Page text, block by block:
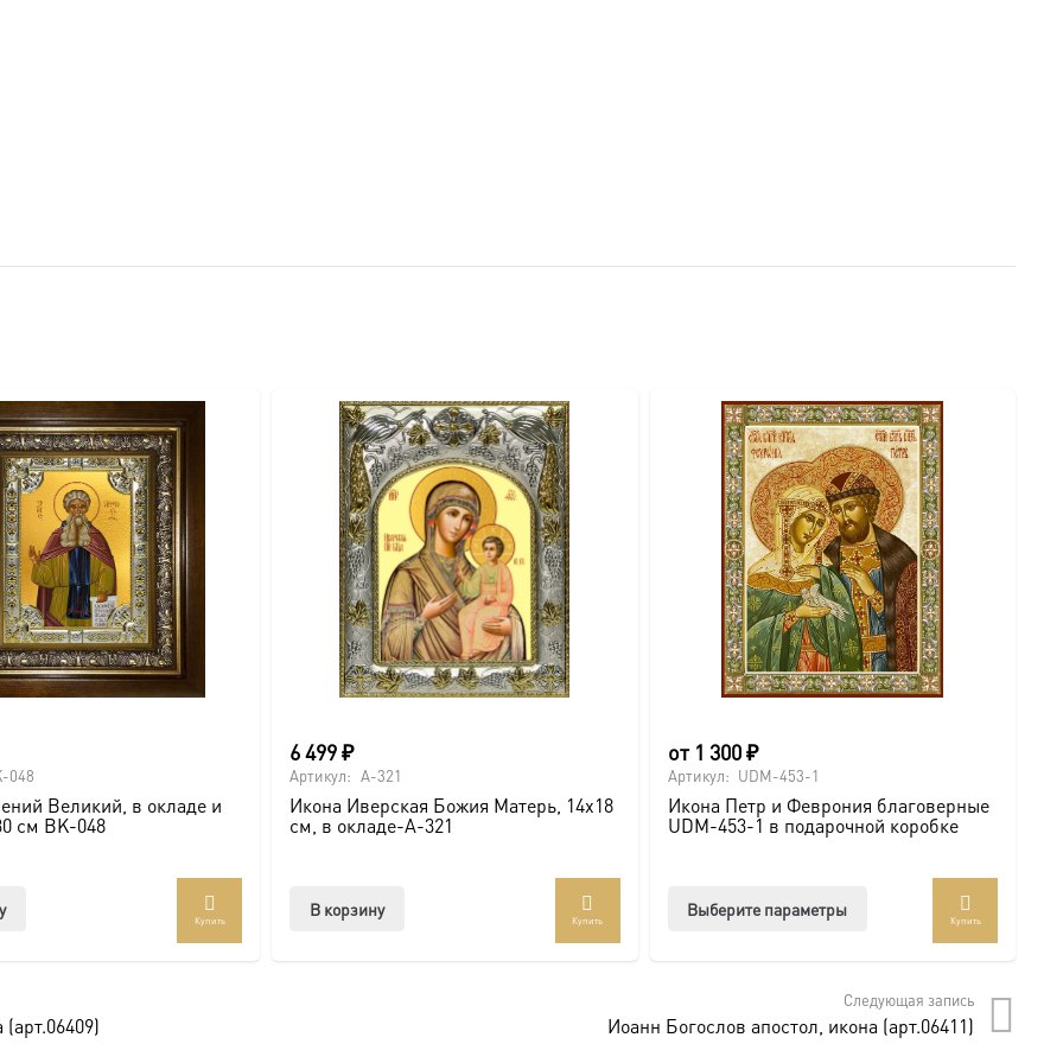
образов покровителей семьи).
Также можно заказать икону в окладе и киоте.
под заказ по вашим размерам.
048
Великий, в окладе и
см BK-048
Купить
6 499₽
Артикул: A-321
Икона Иверская Божия Матерь, 14х18
см, в окладе-A-321
В корзину
Купить
от 1 300₽
Артикул: UDM-453-1
Икона Петр и Феврония благоверные
UDM-453-1 в подарочной коробке
Выберите параметры
вариаций.
Опции
Купить
Следующая запись
Иоанн Богослов апостол, икона (арт.06411)